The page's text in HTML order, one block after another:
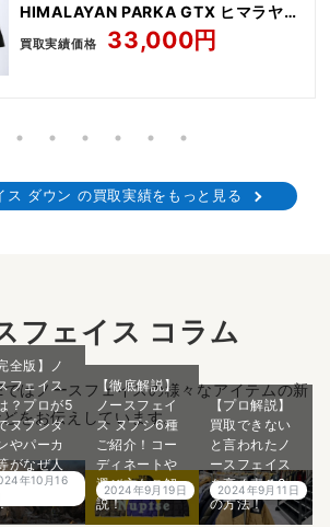
HIMALAYAN PARKA GTX ヒマラヤン
パーカー GORE-TEX
買取実績価格 33,000円
ス ダウン の買取実績をもっと見る
フェイス コラム
はノースフェイスの様々なアイテムの新
をお伝えしています。
全版】ノ
フェイス
？プロが5
ヌプシダ
やパーカ
がなぜ人
のかご紹
年10月16
【徹底解説】
ノースフェイ
ス ヌプシ6種
ご紹介！コー
ディネートや
選び方もご解
説！
2024年9月19日
【プロ解説】
買取できない
と言われたノ
ースフェイス
を高く売る2つ
の方法！
2024年9月11日